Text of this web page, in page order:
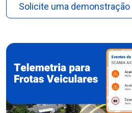
Solicite uma demonstração